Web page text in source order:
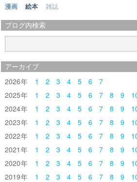
漫画
絵本 雑誌
ブログ内検索
アーカイブ
2026 1 2 3 4 5 6
7
2025
1 2 3 4 5 6 7 8 9
2024
1 2 3 4 5 6 7 8 9
2023
1 2 3 4 5 6 7 8 9
2022
1 2 3 4 5 6 7 8 9
2021
1 2 3 4 5 6 7 8 9
2020
1 2 3 4 5 6 7 8 9
2019
1 2 3 4 5 6 7 8 9